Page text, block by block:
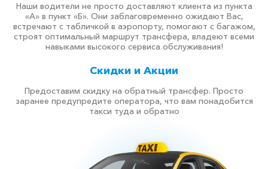
Наши водители не просто доставляют клиента из пункта
«А» в пункт «Б». Они заблаговременно ожидают Вас,
встречают с табличкой в аэропорту, помогают с багажом,
строят оптимальный маршрут трансфера, владеют всеми
навыками высокого сервиса обслуживания!
Скидки и Акции
Предоставим скидку на обратный трансфер. Просто
заранее предупредите оператора, что вам понадобится
такси туда и обратно